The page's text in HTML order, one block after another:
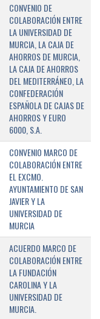
CONVENIO DE
COLABORACIÓN ENTRE
LA UNIVERSIDAD DE
MURCIA, LA CAJA DE
AHORROS DE MURCIA,
LA CAJA DE AHORROS
DEL MEDITERRÁNEO, LA
CONFEDERACIÓN
ESPAÑOLA DE CAJAS DE
AHORROS Y EURO
6000, S.A.
CONVENIO MARCO DE
COLABORACIÓN ENTRE
EL EXCMO.
AYUNTAMIENTO DE SAN
JAVIER Y LA
UNIVERSIDAD DE
MURCIA
ACUERDO MARCO DE
COLABORACIÓN ENTRE
LA FUNDACIÓN
CAROLINA Y LA
UNIVERSIDAD DE
MURCIA.